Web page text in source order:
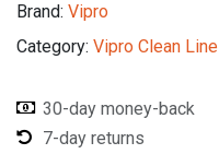
Brand: Vipro
Category: Vipro Clean Line
30-day money-back
7-day returns